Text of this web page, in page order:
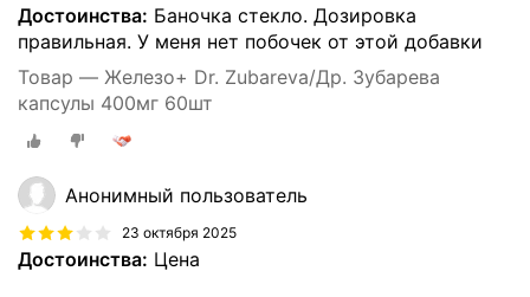
Достоинства: Баночка стекло. Дозировка
правильная. У меня нет побочек от этой добавки
Товар — Железо+ Dr. Zubareva/Др. Зубарева
капсулы 400мг 60шт
Анонимный пользователь
23 октября 2025
Достоинства: Цена